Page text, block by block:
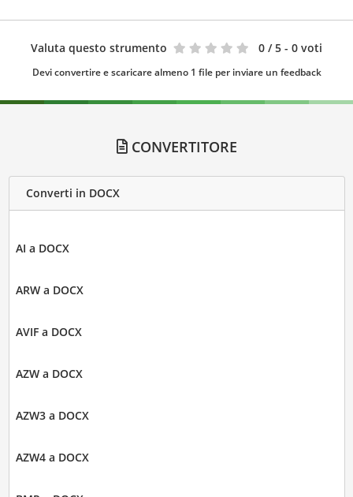
Valuta questo strumento 0 / 5 - 0 voti
Devi convertire e scaricare almeno 1 file per inviare un feedback
CONVERTITORE
Converti in DOCX
AI a DOCX
ARW a DOCX
AVIF a DOCX
AZW a DOCX
AZW3 a DOCX
AZW4 a DOCX